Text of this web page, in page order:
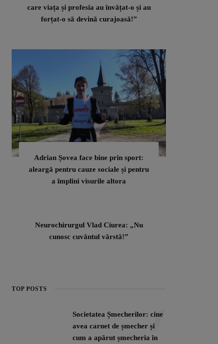
care viața și profesia au învățat-o și au
forțat-o să devină curajoasă!”
Adrian Șovea face bine prin sport:
aleargă pentru cauze sociale și pentru
a împlini visurile altora
Neurochirurgul Vlad Ciurea: „Nu
cunosc cuvântul vârstă!”
TOP POSTS
Societatea Șmecherilor: cine
avea carnet de șmecher și
cum a apărut șmecheria în
1